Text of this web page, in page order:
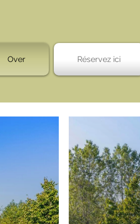
Over Réservez ici